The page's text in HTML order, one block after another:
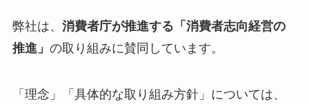
弊社は、 消費者庁が推進する「消費者志向経営の
推進」 の取り組みに賛同しています。
「理念」「具体的な取り組み方針」については、